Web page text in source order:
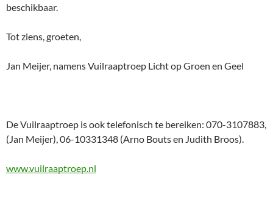
beschikbaar.
Tot ziens, groeten,
Jan Meijer, namens Vuilraaptroep Licht op Groen en Geel
De Vuilraaptroep is ook telefonisch te bereiken: 070-3107883,
(Jan Meijer), 06-10331348 (Arno Bouts en Judith Broos).
www.vuilraaptroep.nl